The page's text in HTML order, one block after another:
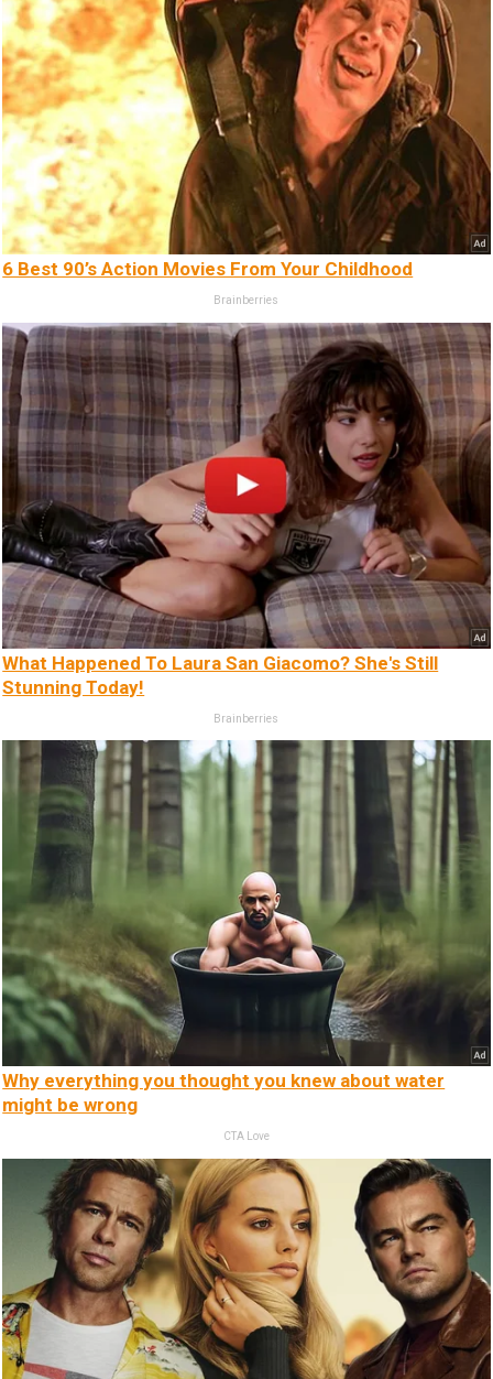
6 Best 90’s Action Movies From Your Childhood
Brainberries
What Happened To Laura San Giacomo? She's Still
Stunning Today!
Brainberries
Why everything you thought you knew about water
might be wrong
CTA Love